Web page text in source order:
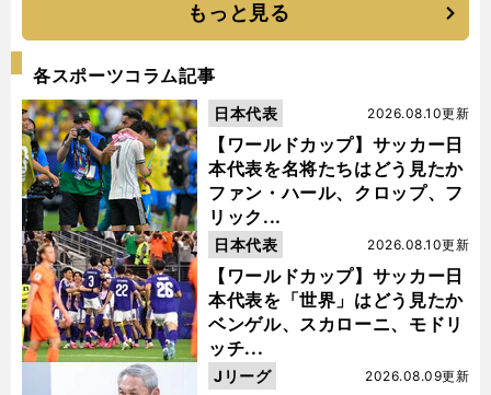
もっと見る
各スポーツコラム記事
【ワールドカップ】サッカー日
本代表を名将たちはどう見たか
ファン・ハール、クロップ、フ
リック...
2026.08.10更新
日本代表
【ワールドカップ】サッカー日
本代表を「世界」はどう見たか
ベンゲル、スカローニ、モドリ
ッチ...
2026.08.10更新
日本代表
2026.08.09更新
Jリーグ